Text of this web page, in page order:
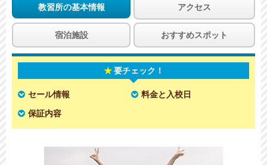
教習所の基本情報 アクセス
宿泊施設 おすすめスポット
要チェック！
セール情報
料金と入校日
保証内容